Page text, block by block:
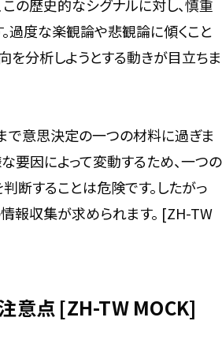
の歴史的なシグナルに対し、慎重
過度な楽観論や悲観論に傾くこと
を分析しようとする動きが目立ちま
で意思決定の一つの材料に過ぎま
要因によって変動するため、一つの
断することは危険です。したがっ
報収集が求められます。 [ZH-TW
意点 [ZH-TW MOCK]